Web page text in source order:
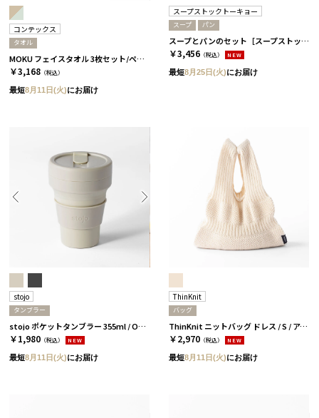
コンテックス
タオル
MOKU フェイスタオル 3枚セット/ペール［コンテックス］
￥3,168 （税込）
最短8月11日(火)にお届け
スープストックトーキョー
スープ パン
スープとパンのセット［スープストックトーキョー］ 4パック
￥3,456 （税込） NEW
最短8月25日(火)にお届け
stojo
タンブラー
stojo ポケットタンブラー 355ml / OAT［ストージョ］
￥1,980 （税込） NEW
最短8月11日(火)にお届け
ThinKnit
バッグ
ThinKnit ニットバッグ ドレス / S / アイボリー［シンクニット］
￥2,970 （税込） NEW
最短8月11日(火)にお届け